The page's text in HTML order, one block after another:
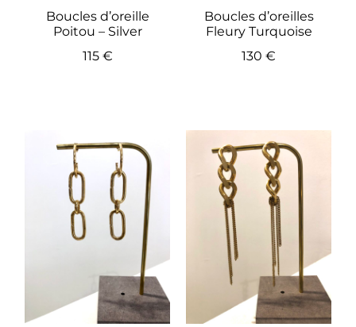
Boucles d’oreille
Poitou – Silver
115 €
Boucles d’oreilles
Fleury Turquoise
130 €